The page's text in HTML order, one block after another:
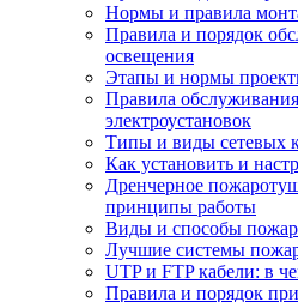
Нормы и правила
Правила и порядок
освещения
Этапы и нормы
Правила
электроустановок
Типы и виды сетевых
Как установить и
Дренчерное
принципы работы
Виды и способы
Лучшие системы
UTP и FTP кабели: в
Правила и порядок